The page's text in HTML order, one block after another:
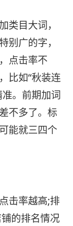
类目大词，
别广的字，
点击率不
比如“秋装连
。前期加词
不多了。标
能就三四个
击率越高;排
的排名情况